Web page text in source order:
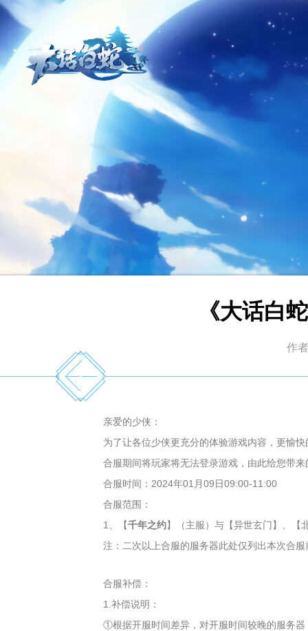
《大话白
作
亲爱的少侠：
为了让各位少侠更充分的体验游戏内容，更愉
合服期间将玩家将无法登录游戏，由此给您带
合服时间：2024年01月09日09:00-11:00
合服范围：
1、【千年之约】（主服）与【异世玄门】、【
注：二次以上合服的服务器此处仅列出本次合
合服补偿：
1.补偿说明：
①根据开服时间差异，对开服时间较晚的服务